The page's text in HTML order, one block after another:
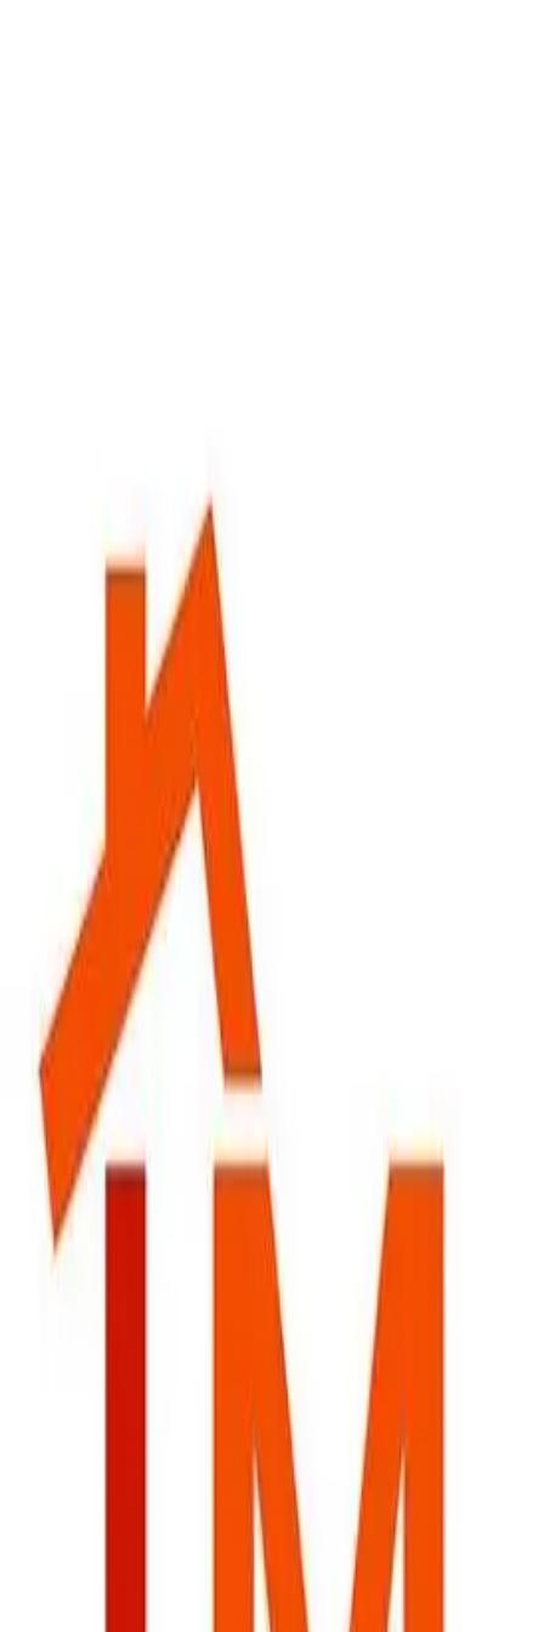
Anliker AG Bauunternehmung
Anliker AG Bauunternehmung est une entreprise de
construction implantée à Thalwil, au cœur de la région
8800. Située au 80 Tödistrasse, cette société ...
Tödistrasse 80, 8800 Thalwil
Voir détails
LM Bau und Renovationen GmbH
Bauunternehemen in Altstetten für Umbau Renovation
und Abbruch Kundenmaurerarbeiten Gipserarbeiten
Fassadensanierung Gerüstbau Kernbohrarbeiten
Plattenarbeiten Grabarbeiten
LM Bau und Renovationen GmbH est une entreprise de
construction établie à Thalwil, au cœur de la région
zurichoise, proposant des services spécialisés...
Zürcherstrasse 61, 8800 Thalwil
Valentino Ziliani AG
Valentino Ziliani AG est une entreprise de construction
établie à Thalwil, située précisément au 11, Säntisstrasse.
Spécialisée dans le secteur du bât...